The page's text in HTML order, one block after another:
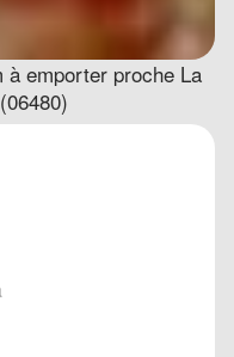
emporter proche La